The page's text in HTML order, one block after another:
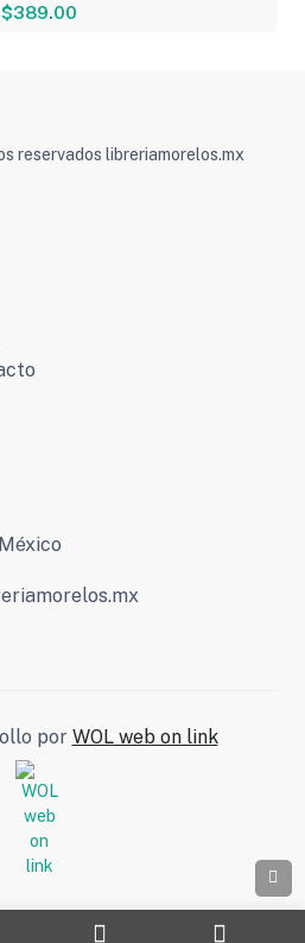
$389.00
reservados libreriamorelos.mx
por WOL web on link